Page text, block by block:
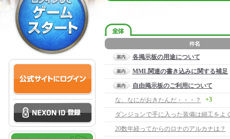
各掲示板の用途について
MML関連の書き込みに関する補足
自由掲示板のご利用について
な、なにがおきたんだ・・・？
+3
ダンジョンで手に入った装備は細工をよ
20数年経ってからのロナのアルカナは？